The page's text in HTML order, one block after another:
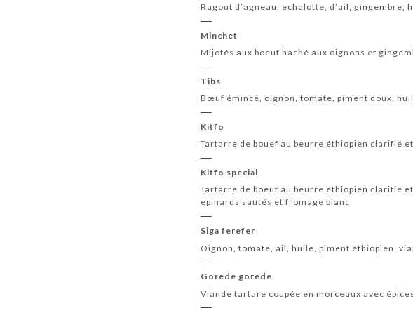
Ragout d’agneau, echalotte, d’ail,
Minchet
Mijotés aux boeuf haché aux oignons et
Tibs
Bœuf émincé, oignon, tomate, piment doux,
Kitfo
Tartarre de bouef au beurre éthiopien clarifié
Kitfo special
Tartarre de boeuf au beurre éthiopien clarifié
epinards sautés et fromage blanc
Siga ferefer
Oignon, tomate, ail, huile, piment éthiopien,
Gorede gorede
Viande tartare coupée en morceaux avec